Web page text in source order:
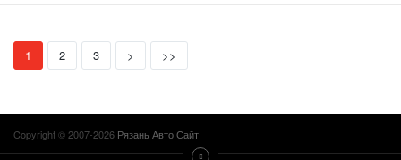
1 (current)
2 3 > >>
Copyright © 2007-2026 Рязань Авто Сайт